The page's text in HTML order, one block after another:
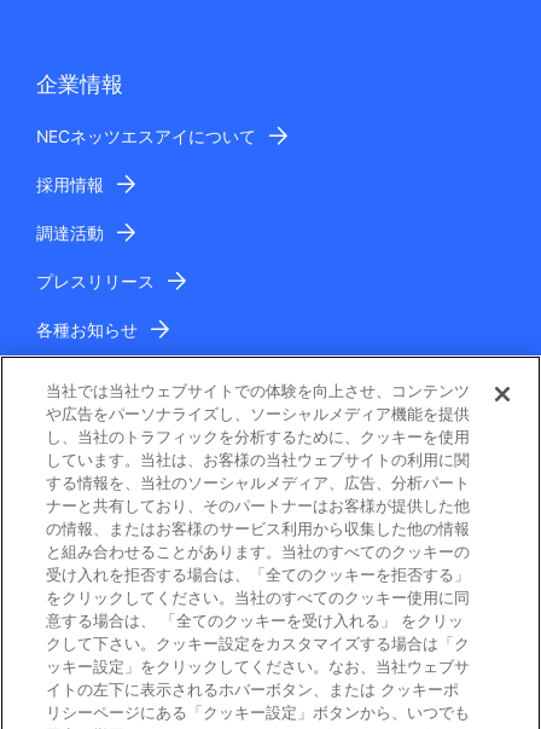
企業情報
NECネッツエスアイについて
採用情報
調達活動
プレスリリース
各種お知らせ
IR情報
電子公告
ご利用条件
個人情報保護
Cookie ポリシー
当社では当社ウェブサイトでの体験を向上させ、コンテンツ
や広告をパーソナライズし、ソーシャルメディア機能を提供
し、当社のトラフィックを分析するために、クッキーを使用
しています。当社は、お客様の当社ウェブサイトの利用に関
する情報を、当社のソーシャルメディア、広告、分析パート
ナーと共有しており、そのパートナーはお客様が提供した他
の情報、またはお客様のサービス利用から収集した他の情報
と組み合わせることがあります。当社のすべてのクッキーの
受け入れを拒否する場合は、「全てのクッキーを拒否する」
をクリックしてください。当社のすべてのクッキー使用に同
意する場合は、 「全てのクッキーを受け入れる」 をクリッ
クして下さい。クッキー設定をカスタマイズする場合は「ク
ッキー設定」をクリックしてください。なお、当社ウェブサ
イトの左下に表示されるホバーボタン、または クッキーポ
リシーページにある「クッキー設定」ボタンから、いつでも